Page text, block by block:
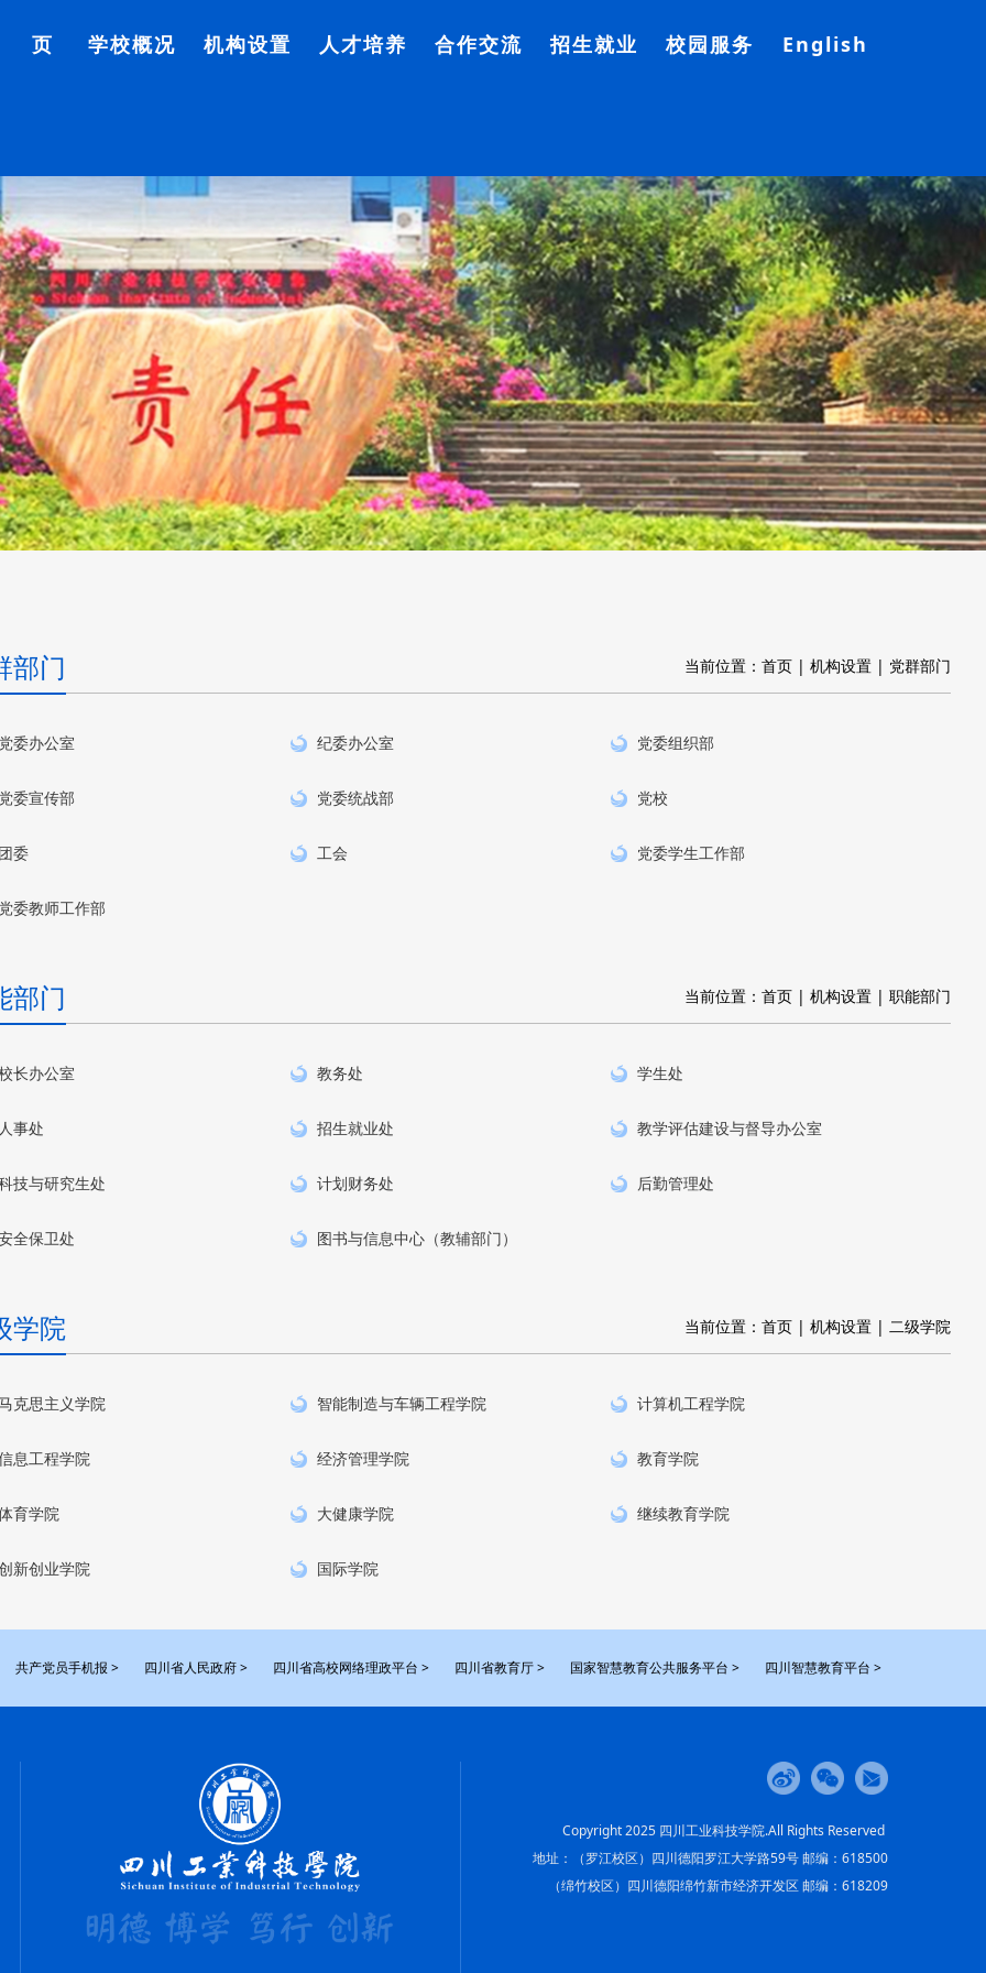
页 学校概况 机构设置 人才培养 合作交流 招生就业 校园服务 English
部门 当前位置： 首页 | 机构设置 | 党群部门
委办公室 纪委办公室 党委组织部
委宣传部 党委统战部 党校
委 工会 党委学生工作部
委教师工作部
部门 当前位置： 首页 | 机构设置 | 职能部门
长办公室 教务处 学生处
事处 招生就业处 教学评估建设与督导办公室
技与研究生处 计划财务处 后勤管理处
全保卫处 图书与信息中心（教辅部门）
学院 当前位置： 首页 | 机构设置 | 二级学院
克思主义学院 智能制造与车辆工程学院 计算机工程学院
息工程学院 经济管理学院 教育学院
育学院 大健康学院 继续教育学院
新创业学院 国际学院
共产党员手机报 > 四川省人民政府 > 四川省高校网络理政平台 > 四川省教育厅 > 国家智慧教育公共服务平台 > 四川智慧教育平台 >
Copyright 2025 四川工业科技学院.All Rights Reserved
地址：（罗江校区）四川德阳罗江大学路59号 邮编：618500
（绵竹校区）四川德阳绵竹新市经济开发区 邮编：618209